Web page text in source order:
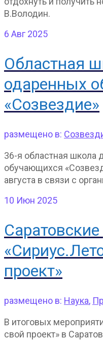
В.Володин.
6 Авг 2025
Областная
одаренных
«Созвездие»
размещено в:
36-я областная школа
обучающихся
августа в связи с
10 Июн 2025
проект»
размещено в: Наука,
В итоговых
свой проект» в